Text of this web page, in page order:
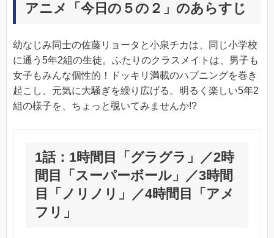
アニメ「今日の５の２」のあらすじ
幼なじみ同士の佐藤リョータと小泉チカは、同じ小学校
に通う5年2組の生徒。ふたりのクラスメイトは、男子も
女子もみんな個性的！ドッキリ満載のハプニングを巻き
起こし、元気に大騒ぎを繰り広げる。明るく楽しい5年2
組の様子を、ちょっと覗いてみませんか!?
1話：1時間目「グラグラ」／2時
間目「スーパーボール」／3時間
目「ノリノリ」／4時間目「アメ
フリ」